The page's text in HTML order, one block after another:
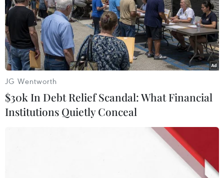
chức bầu chọn.
JG Wentworth
$30k In Debt Relief Scandal: What Financial
Institutions Quietly Conceal